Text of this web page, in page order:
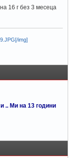
16 г без 3 месеца
img]
.. Ми на 13 години